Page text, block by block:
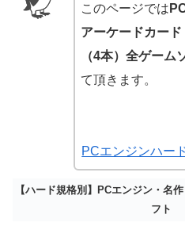
このページでは
アーケードカー
（4本）全ゲーム
て頂きます。
PCエンジンハー
【ハード規格別】PCエンジン・名
フト